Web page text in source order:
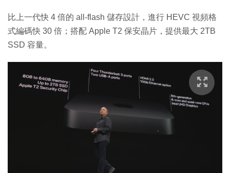
比上一代快 4 倍的 all-flash 儲存設計，進行 HEVC 視頻格
式編碼快 30 倍；搭配 Apple T2 保安晶片，提供最大 2TB
SSD 容量。